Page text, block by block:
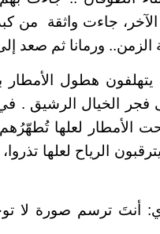
جاءت واثقة
من
ورمانا ثم صعد
هطول الأمطار
فجر الخيال الرشيق .
الأمطار لعلها
الرياح لعلها تذروا،
ترسم صورة لا